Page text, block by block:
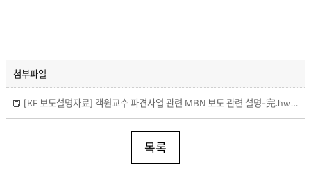
첨부파일
[KF 보도설명자료] 객원교수 파견사업 관련 MBN 보도 관련 설명-完.hwp
목록